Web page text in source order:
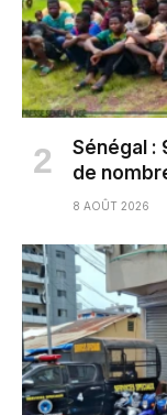
Sénégal :
de
8 AOÛT 2026